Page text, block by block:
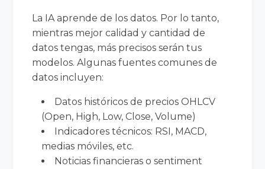
La IA aprende de los datos. Por lo tanto,
mientras mejor calidad y cantidad de
datos tengas, más precisos serán tus
modelos. Algunas fuentes comunes de
datos incluyen:
Datos históricos de precios OHLCV
(Open, High, Low, Close, Volume)
Indicadores técnicos: RSI, MACD,
medias móviles, etc.
Noticias financieras o sentiment